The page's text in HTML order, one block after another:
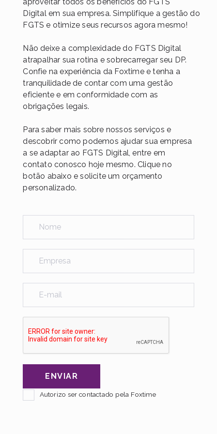
Digital em sua empresa. Simplifique a gestão do
FGTS e otimize seus recursos agora mesmo!
Não deixe a complexidade do FGTS Digital
atrapalhar sua rotina e sobrecarregar seu DP.
Confie na experiência da Foxtime e tenha a
tranquilidade de contar com uma gestão
eficiente e em conformidade com as
obrigações legais.
Para saber mais sobre nossos serviços e
descobrir como podemos ajudar sua empresa
a se adaptar ao FGTS Digital, entre em
contato conosco hoje mesmo. Clique no
botão abaixo e solicite um orçamento
personalizado.
Autorizo ser contactado pela Foxtime